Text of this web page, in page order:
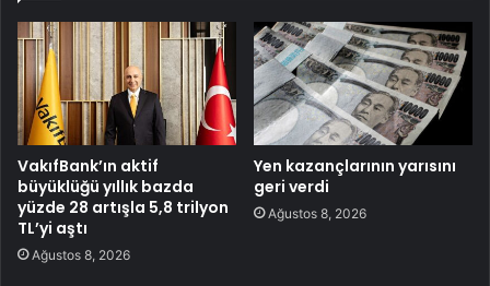
VakıfBank’ın aktif
büyüklüğü yıllık bazda
yüzde 28 artışla 5,8 trilyon
TL’yi aştı
Ağustos 8, 2026
Yen kazançlarının yarısını
geri verdi
Ağustos 8, 2026